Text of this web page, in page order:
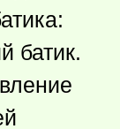
батик.